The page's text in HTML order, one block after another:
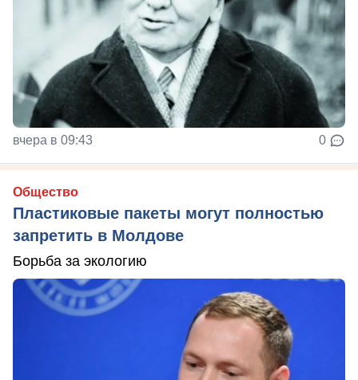
вчера в 09:43 0
Общество
Пластиковые пакеты могут полностью
запретить в Молдове
Борьба за экологию